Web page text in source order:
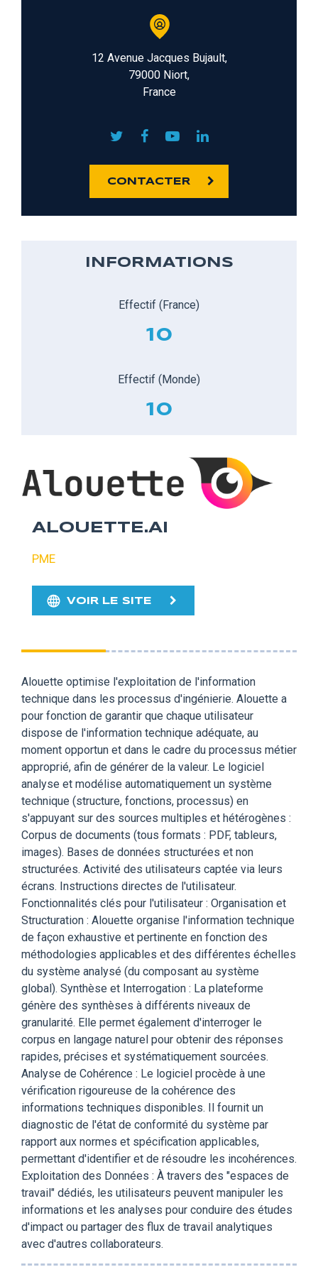
12 Avenue Jacques Bujault,
79000 Niort,
France
CONTACTER
INFORMATIONS
Effectif (France)
10
Effectif (Monde)
10
ALOUETTE.AI
PME
VOIR LE SITE
Alouette optimise l'exploitation de l'information
technique dans les processus d'ingénierie. Alouette a
pour fonction de garantir que chaque utilisateur
dispose de l'information technique adéquate, au
moment opportun et dans le cadre du processus métier
approprié, afin de générer de la valeur. Le logiciel
analyse et modélise automatiquement un système
technique (structure, fonctions, processus) en
s'appuyant sur des sources multiples et hétérogènes :
Corpus de documents (tous formats : PDF, tableurs,
images). Bases de données structurées et non
structurées. Activité des utilisateurs captée via leurs
écrans. Instructions directes de l'utilisateur.
Fonctionnalités clés pour l'utilisateur : Organisation et
Structuration : Alouette organise l'information technique
de façon exhaustive et pertinente en fonction des
méthodologies applicables et des différentes échelles
du système analysé (du composant au système
global). Synthèse et Interrogation : La plateforme
génère des synthèses à différents niveaux de
granularité. Elle permet également d'interroger le
corpus en langage naturel pour obtenir des réponses
rapides, précises et systématiquement sourcées.
Analyse de Cohérence : Le logiciel procède à une
vérification rigoureuse de la cohérence des
informations techniques disponibles. Il fournit un
diagnostic de l'état de conformité du système par
rapport aux normes et spécification applicables,
permettant d'identifier et de résoudre les incohérences.
Exploitation des Données : À travers des "espaces de
travail" dédiés, les utilisateurs peuvent manipuler les
informations et les analyses pour conduire des études
d'impact ou partager des flux de travail analytiques
avec d'autres collaborateurs.